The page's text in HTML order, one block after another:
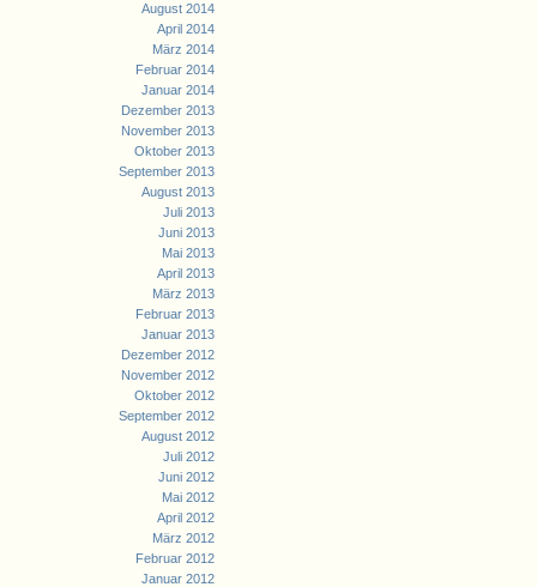
August 2014
April 2014
März 2014
Februar 2014
Januar 2014
Dezember 2013
November 2013
Oktober 2013
September 2013
August 2013
Juli 2013
Juni 2013
Mai 2013
April 2013
März 2013
Februar 2013
Januar 2013
Dezember 2012
November 2012
Oktober 2012
September 2012
August 2012
Juli 2012
Juni 2012
Mai 2012
April 2012
März 2012
Februar 2012
Januar 2012